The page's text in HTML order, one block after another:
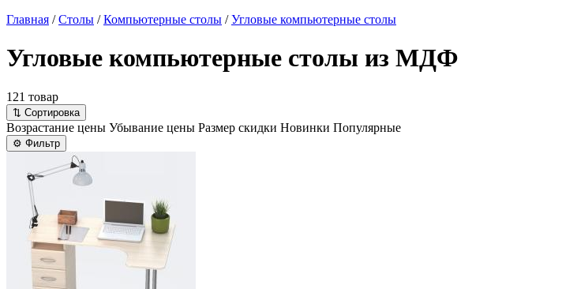
Главная / Столы / Компьютерные столы / Угловые компьютерные столы
Угловые компьютерные столы из МДФ
121 товар
⇅ Сортировка
Возрастание цены Убывание цены Размер скидки Новинки Популярные
⚙ Фильтр